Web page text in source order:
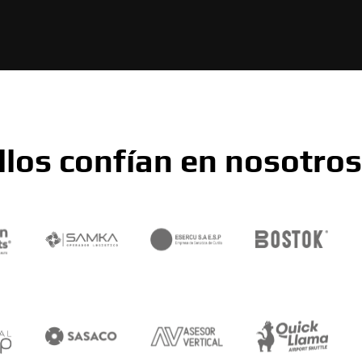
confían en nosotros